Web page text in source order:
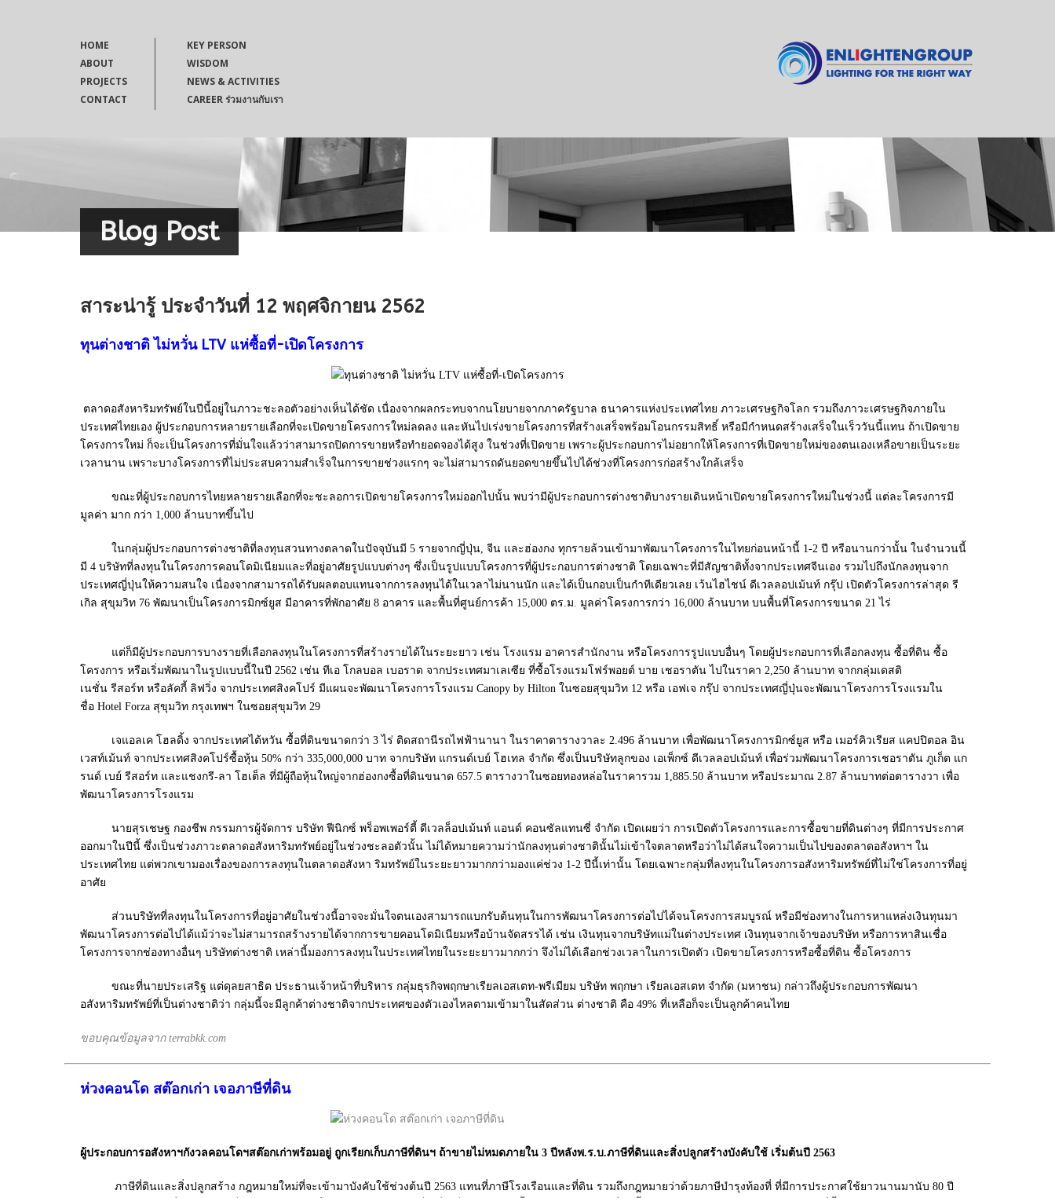
HOME
ABOUT
PROJECTS
CONTACT
KEY PERSON
WISDOM
NEWS & ACTIVITIES
CAREER ร่วมงานกับเรา
Blog Post
สาระน่ารู้ ประจำวันที่ 12 พฤศจิกายน 2562
ทุนต่างชาติ ไม่หวั่น LTV แห่ซื้อที่-เปิดโครงการ
ตลาดอสังหาริมทรัพย์ในปีนี้อยู่ในภาวะชะลอตัวอย่างเห็นได้ชัด เนื่องจากผลกระทบจากนโยบายจากภาครัฐบาล ธนาคารแห่งประเทศไทย ภาวะเศรษฐกิจโลก รวมถึงภาวะเศรษฐกิจภายใน
ประเทศไทยเอง ผู้ประกอบการหลายรายเลือกที่จะเปิดขายโครงการใหม่ลดลง และหันไปเร่งขายโครงการที่สร้างเสร็จพร้อมโอนกรรมสิทธิ์ หรือมีกำหนดสร้างเสร็จในเร็ววันนี้แทน ถ้าเปิดขาย
โครงการใหม่ ก็จะเป็นโครงการที่มั่นใจแล้วว่าสามารถปิดการขายหรือทำยอดจองได้สูง ในช่วงที่เปิดขาย เพราะผู้ประกอบการไม่อยากให้โครงการที่เปิดขายใหม่ของตนเองเหลือขายเป็นระยะ
เวลานาน เพราะบางโครงการที่ไม่ประสบความสำเร็จในการขายช่วงแรกๆ จะไม่สามารถดันยอดขายขึ้นไปได้ช่วงที่โครงการก่อสร้างใกล้เสร็จ
ขณะที่ผู้ประกอบการไทยหลายรายเลือกที่จะชะลอการเปิดขายโครงการใหม่ออกไปนั้น พบว่ามีผู้ประกอบการต่างชาติบางรายเดินหน้าเปิดขายโครงการใหม่ในช่วงนี้ แต่ละโครงการมี
มูลค่า มาก กว่า 1,000 ล้านบาทขึ้นไป
ในกลุ่มผู้ประกอบการต่างชาติที่ลงทุนสวนทางตลาดในปัจจุบันมี 5 รายจากญี่ปุ่น, จีน และฮ่องกง ทุกรายล้วนเข้ามาพัฒนาโครงการในไทยก่อนหน้านี้ 1-2 ปี หรือนานกว่านั้น ในจำนวนนี้
มี 4 บริษัทที่ลงทุนในโครงการคอนโดมิเนียมและที่อยู่อาศัยรูปแบบต่างๆ ซึ่งเป็นรูปแบบโครงการที่ผู้ประกอบการต่างชาติ โดยเฉพาะที่มีสัญชาติทั้งจากประเทศจีนเอง รวมไปถึงนักลงทุนจาก
ประเทศญี่ปุ่นให้ความสนใจ เนื่องจากสามารถได้รับผลตอบแทนจากการลงทุนได้ในเวลาไม่นานนัก และได้เป็นกอบเป็นกำทีเดียวเลย เว้นไฮไชน์ ดีเวลลอปเม้นท์ กรุ๊ป เปิดตัวโครงการล่าสุด รี
เกิล สุขุมวิท 76 พัฒนาเป็นโครงการมิกซ์ยูส มีอาคารที่พักอาศัย 8 อาคาร และพื้นที่ศูนย์การค้า 15,000 ตร.ม. มูลค่าโครงการกว่า 16,000 ล้านบาท บนพื้นที่โครงการขนาด 21 ไร่
แต่ก็มีผู้ประกอบการบางรายที่เลือกลงทุนในโครงการที่สร้างรายได้ในระยะยาว เช่น โรงแรม อาคารสำนักงาน หรือโครงการรูปแบบอื่นๆ โดยผู้ประกอบการที่เลือกลงทุน ซื้อที่ดิน ซื้อ
โครงการ หรือเริ่มพัฒนาในรูปแบบนี้ในปี 2562 เช่น ทีเอ โกลบอล เบอราด จากประเทศมาเลเซีย ที่ซื้อโรงแรมโฟร์พอยต์ บาย เชอราตัน ไปในราคา 2,250 ล้านบาท จากกลุ่มเดสติ
เนชั่น รีสอร์ท หรือลัคกี้ ลิฟวิ่ง จากประเทศสิงคโปร์ มีแผนจะพัฒนาโครงการโรงแรม Canopy by Hilton ในซอยสุขุมวิท 12 หรือ เอฟเจ กรุ๊ป จากประเทศญี่ปุ่นจะพัฒนาโครงการโรงแรมใน
ชื่อ Hotel Forza สุขุมวิท กรุงเทพฯ ในซอยสุขุมวิท 29
เจแอลเค โฮลดิ้ง จากประเทศไต้หวัน ซื้อที่ดินขนาดกว่า 3 ไร่ ติดสถานีรถไฟฟ้านานา ในราคาตารางวาละ 2.496 ล้านบาท เพื่อพัฒนาโครงการมิกซ์ยูส หรือ เมอร์คิวเรียส แคปปิตอล อิน
เวสท์เม้นท์ จากประเทศสิงคโปร์ซื้อหุ้น 50% กว่า 335,000,000 บาท จากบริษัท แกรนด์เบย์ โฮเทล จำกัด ซึ่งเป็นบริษัทลูกของ เอเพ็กซ์ ดีเวลลอปเม้นท์ เพื่อร่วมพัฒนาโครงการเชอราตัน ภูเก็ต แก
รนด์ เบย์ รีสอร์ท และแชงกรี-ลา โฮเต็ล ที่มีผู้ถือหุ้นใหญ่จากฮ่องกงซื้อที่ดินขนาด 657.5 ตารางวาในซอยทองหล่อในราคารวม 1,885.50 ล้านบาท หรือประมาณ 2.87 ล้านบาทต่อตารางวา เพื่อ
พัฒนาโครงการโรงแรม
นายสุรเชษฐ กองชีพ กรรมการผู้จัดการ บริษัท ฟีนิกซ์ พร็อพเพอร์ตี้ ดีเวลล็อปเม้นท์ แอนด์ คอนซัลแทนซี่ จำกัด เปิดเผยว่า การเปิดตัวโครงการและการซื้อขายที่ดินต่างๆ ที่มีการประกาศ
ออกมาในปีนี้ ซึ่งเป็นช่วงภาวะตลาดอสังหาริมทรัพย์อยู่ในช่วงชะลอตัวนั้น ไม่ได้หมายความว่านักลงทุนต่างชาตินั้นไม่เข้าใจตลาดหรือว่าไม่ได้สนใจความเป็นไปของตลาดอสังหาฯ ใน
ประเทศไทย แต่พวกเขามองเรื่องของการลงทุนในตลาดอสังหา ริมทรัพย์ในระยะยาวมากกว่ามองแค่ช่วง 1-2 ปีนี้เท่านั้น โดยเฉพาะกลุ่มที่ลงทุนในโครงการอสังหาริมทรัพย์ที่ไม่ใช่โครงการที่อยู่
อาศัย
ส่วนบริษัทที่ลงทุนในโครงการที่อยู่อาศัยในช่วงนี้อาจจะมั่นใจตนเองสามารถแบกรับต้นทุนในการพัฒนาโครงการต่อไปได้จนโครงการสมบูรณ์ หรือมีช่องทางในการหาแหล่งเงินทุนมา
พัฒนาโครงการต่อไปได้แม้ว่าจะไม่สามารถสร้างรายได้จากการขายคอนโดมิเนียมหรือบ้านจัดสรรได้ เช่น เงินทุนจากบริษัทแม่ในต่างประเทศ เงินทุนจากเจ้าของบริษัท หรือการหาสินเชื่อ
โครงการจากช่องทางอื่นๆ บริษัทต่างชาติ เหล่านี้มองการลงทุนในประเทศไทยในระยะยาวมากกว่า จึงไม่ได้เลือกช่วงเวลาในการเปิดตัว เปิดขายโครงการหรือซื้อที่ดิน ซื้อโครงการ
ขณะที่นายประเสริฐ แต่ดุลยสาธิต ประธานเจ้าหน้าที่บริหาร กลุ่มธุรกิจพฤกษาเรียลเอสเตท-พรีเมียม บริษัท พฤกษา เรียลเอสเตท จำกัด (มหาชน) กล่าวถึงผู้ประกอบการพัฒนา
อสังหาริมทรัพย์ที่เป็นต่างชาติว่า กลุ่มนี้จะมีลูกค้าต่างชาติจากประเทศของตัวเองไหลตามเข้ามาในสัดส่วน ต่างชาติ คือ 49% ที่เหลือก็จะเป็นลูกค้าคนไทย
ขอบคุณข้อมูลจาก terrabkk.com
ห่วงคอนโด สต๊อกเก่า เจอภาษีที่ดิน
ผู้ประกอบการอสังหาฯกังวลคอนโดฯสต๊อกเก่าพร้อมอยู่ ถูกเรียกเก็บภาษีที่ดินฯ ถ้าขายไม่หมดภายใน 3 ปีหลังพ.ร.บ.ภาษีที่ดินและสิ่งปลูกสร้างบังคับใช้ เริ่มต้นปี 2563
ภาษีที่ดินและสิ่งปลูกสร้าง กฎหมายใหม่ที่จะเข้ามาบังคับใช้ช่วงต้นปี 2563 แทนที่ภาษีโรงเรือนและที่ดิน รวมถึงกฎหมายว่าด้วยภาษีบำรุงท้องที่ ที่มีการประกาศใช้ยาวนานมานับ 80 ปี